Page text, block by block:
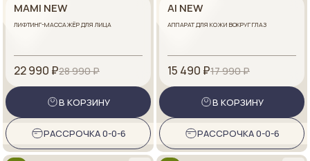
MAMI NEW
ЛИФТИНГ-МАССАЖЁР ДЛЯ ЛИЦА
22 990 ₽28 990 ₽
В КОРЗИНУ
РАССРОЧКА 0-0-6
AI NEW
АППАРАТ ДЛЯ КОЖИ ВОКРУГ ГЛАЗ
15 490 ₽17 990 ₽
В КОРЗИНУ
РАССРОЧКА 0-0-6